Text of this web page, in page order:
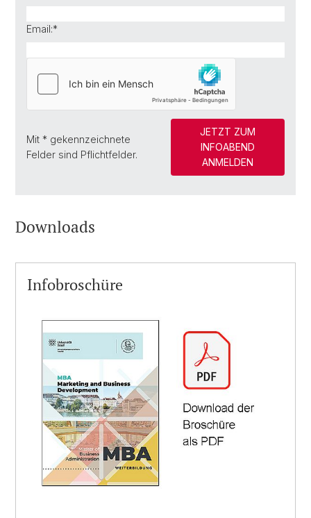
Email:*
Mit * gekennzeichnete
Felder sind Pflichtfelder.
JETZT ZUM
INFOABEND
ANMELDEN
Downloads
Infobroschüre